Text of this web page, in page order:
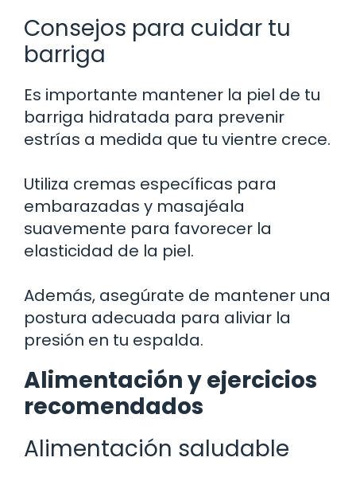
Consejos para cuidar tu
barriga
Es importante mantener la piel de tu
barriga hidratada para prevenir
estrías a medida que tu vientre crece.
Utiliza cremas específicas para
embarazadas y masajéala
suavemente para favorecer la
elasticidad de la piel.
Además, asegúrate de mantener una
postura adecuada para aliviar la
presión en tu espalda.
Alimentación y ejercicios
recomendados
Alimentación saludable